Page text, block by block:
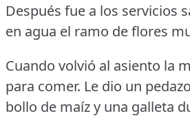
Después fue a los servicios
en agua el ramo de flores
Cuando volvió al asiento la
para comer. Le dio un
bollo de maíz y una galleta